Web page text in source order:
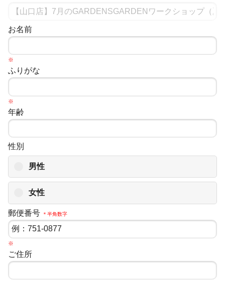
お名前
※
ふりがな
※
年齢
性別
男性
女性
郵便番号 ＊半角数字
※
ご住所